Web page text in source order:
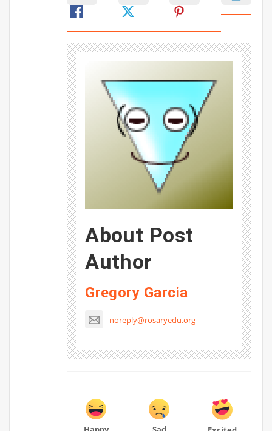
About Post
Author
Gregory Garcia
noreply@rosaryedu.org